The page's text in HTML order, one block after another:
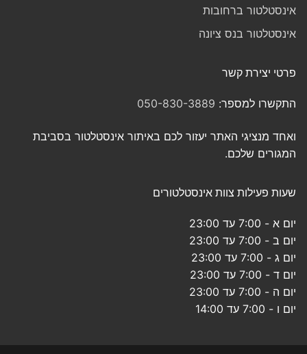
אינסטלטור ברחובות
אינסטלטור בנס ציונה
פרטי יצירת קשר
התקשרו למספר: 050-830-3889
ואחד מנציגי האתר יעזור לכם באיתור אינסטלטור בסביבת
המגורים שלכם.
שעות פעילות צוות אינסטלטורים
יום א - 7:00 עד 23:00
יום ב - 7:00 עד 23:00
יום ג - 7:00 עד 23:00
יום ד - 7:00 עד 23:00
יום ה - 7:00 עד 23:00
יום ו - 7:00 עד 14:00